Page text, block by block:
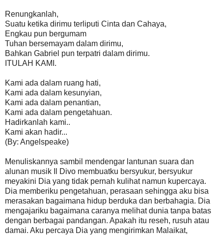
Renungkanlah,
Suatu ketika dirimu terliputi Cinta dan Cahaya,
Engkau pun bergumam
Tuhan bersemayam dalam dirimu,
Bahkan Gabriel pun terpatri dalam dirimu.
ITULAH KAMI.
Kami ada dalam ruang hati,
Kami ada dalam kesunyian,
Kami ada dalam penantian,
Kami ada dalam pengetahuan.
Hadirkanlah kami..
Kami akan hadir...
(By: Angelspeake)
Menuliskannya sambil mendengar lantunan suara dan
alunan musik Il Divo membuatku bersyukur, bersyukur
meyakini Dia yang tidak pernah kulihat namun kupercaya.
Dia memberiku pengetahuan, perasaan sehingga aku bisa
merasakan bagaimana hidup berduka dan berbahagia. Dia
mengajariku bagaimana caranya melihat dunia tanpa batas
dengan berbagai pandangan. Apakah itu reseh, rusuh atau
damai. Aku percaya Dia yang mengirimkan Malaikat,